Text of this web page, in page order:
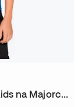
Koszulka Polo RCD dla Kids na Majorce 2024-2025